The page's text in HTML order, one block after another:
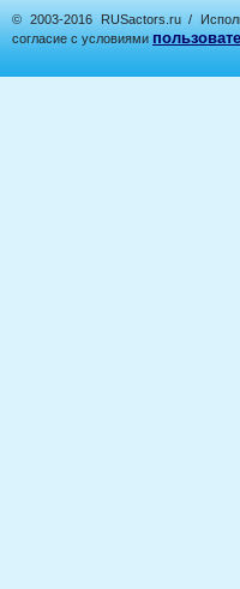
© 2003-2016 RUSactors.ru /
согласие с условиями